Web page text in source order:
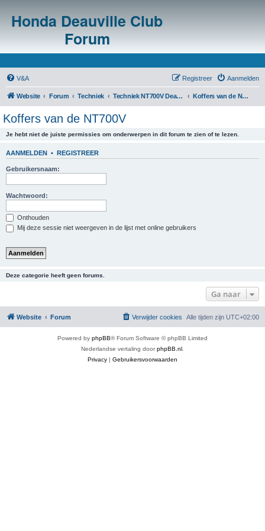
Honda Deauville Club
Forum
V&A Aanmelden
Registreer
Website Forum Techniek Techniek NT700V Deauville Koffers van de NT700V
Koffers van de NT700V
Je hebt niet de juiste permissies om onderwerpen in dit forum te zien of te lezen.
AANMELDEN • REGISTREER
Gebruikersnaam:
Wachtwoord:
Onthouden
Mij deze sessie niet weergeven in de lijst met online gebruikers
Deze categorie heeft geen forums.
Ga naar
Website Forum Alle tijden zijn UTC+02:00
Verwijder cookies
Powered by phpBB® Forum Software © phpBB Limited
Nederlandse vertaling doorphpBB.nl
Privacy | Gebruikersvoorwaarden